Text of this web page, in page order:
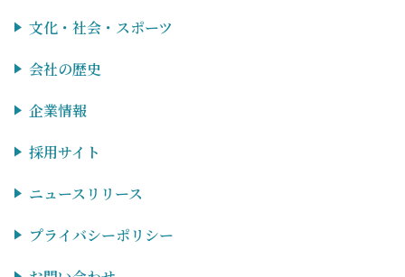
文化・社会・スポーツ
会社の歴史
企業情報
採用サイト
ニュースリリース
プライバシーポリシー